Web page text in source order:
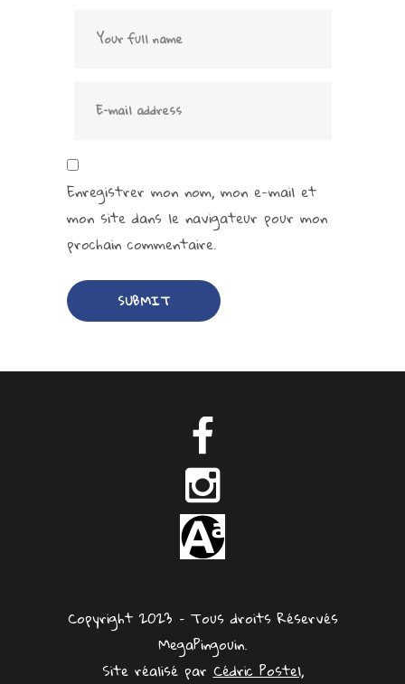
Enregistrer mon nom, mon e-mail et
mon site dans le navigateur pour mon
prochain commentaire.
Copyright 2023 – Tous droits Réservés
MegaPingouin.
Site réalisé parCédric Postel,